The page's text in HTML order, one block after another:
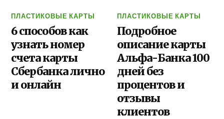
ПЛАСТИКОВЫЕ КАРТЫ
6 способов как
узнать номер
счета карты
Сбербанка лично
и онлайн
ПЛАСТИКОВЫЕ КАРТЫ
Подробное
описание карты
Альфа-Банка 100
дней без
процентов и
отзывы
клиентов